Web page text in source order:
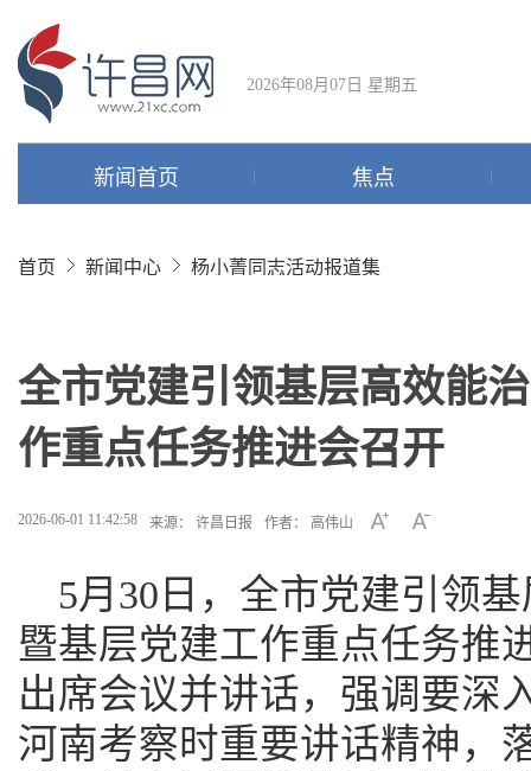
2026年08月07日 星期五
新闻首页 焦点
首页 新闻中心 杨小菁同志活动报道集
全市党建引领基层高效能
作重点任务推进会召开
2026-06-01 11:42:58 来源： 许昌日报 作者： 高伟山
5月30日，全市党建引领
暨基层党建工作重点任务推
出席会议并讲话，强调要深
河南考察时重要讲话精神，